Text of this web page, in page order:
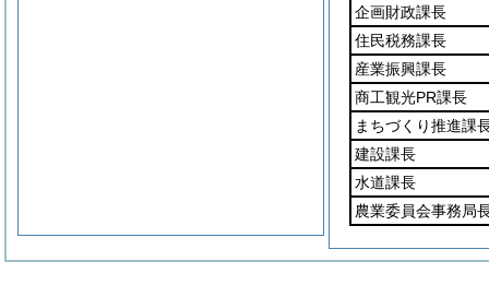
企画財政課長
住民税務課長
産業振興課長
商工観光PR課長
まちづくり推進課
建設課長
水道課長
農業委員会事務局